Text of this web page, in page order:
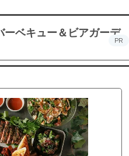
ベキュー＆ビアガーデ
PR